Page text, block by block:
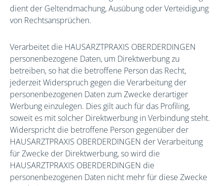
dient der Geltendmachung, Ausübung oder Verteidigung
von Rechtsansprüchen.
Verarbeitet die HAUSARZTPRAXIS OBERDERDINGEN
personenbezogene Daten, um Direktwerbung zu
betreiben, so hat die betroffene Person das Recht,
jederzeit Widerspruch gegen die Verarbeitung der
personenbezogenen Daten zum Zwecke derartiger
Werbung einzulegen. Dies gilt auch für das Profiling,
soweit es mit solcher Direktwerbung in Verbindung steht.
Widerspricht die betroffene Person gegenüber der
HAUSARZTPRAXIS OBERDERDINGEN der Verarbeitung
für Zwecke der Direktwerbung, so wird die
HAUSARZTPRAXIS OBERDERDINGEN die
personenbezogenen Daten nicht mehr für diese Zwecke